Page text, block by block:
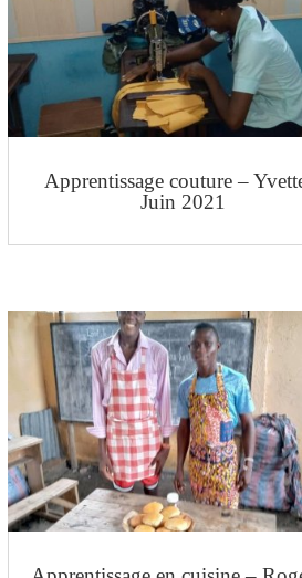
Apprentissage couture –
Juin 2021